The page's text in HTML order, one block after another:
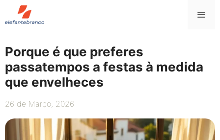
Saltar
para
Porque é que preferes
passatempos a festas à medida
que envelheces
26 de Março, 2026